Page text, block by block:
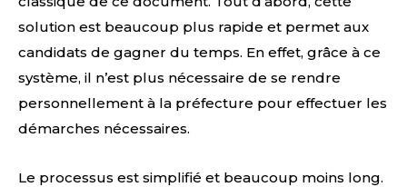
solution est beaucoup plus rapide et permet aux
candidats de gagner du temps. En effet, grâce à ce
système, il n’est plus nécessaire de se rendre
personnellement à la préfecture pour effectuer les
démarches nécessaires.
Le processus est simplifié et beaucoup moins long.